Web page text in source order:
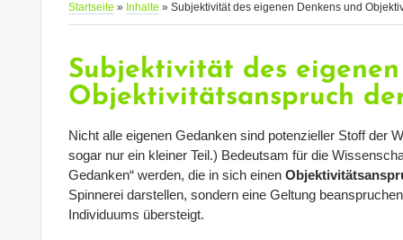
Startseite » Inhalte » Subjektivität des eigenen Denkens und
Subjektivität des
Objektivitätsanspruch
Nicht alle eigenen Gedanken sind potenzieller Stoff der
sogar nur ein kleiner Teil.) Bedeutsam für die
Gedanken“ werden, die in sich einen
Spinnerei darstellen, sondern eine Geltung
Individuums übersteigt.